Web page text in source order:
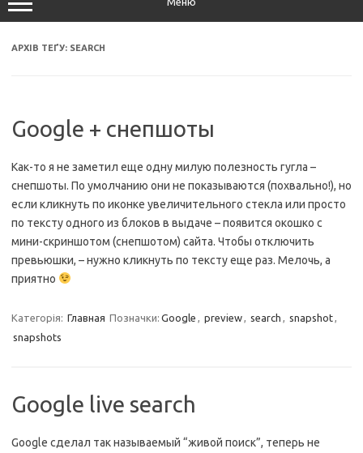
АРХІВ ТЕҐУ: SEARCH
Google + снепшоты
Как-то я не заметил еще одну милую полезность гугла –
снепшоты. По умолчанию они не показываются (похвально!), но
если кликнуть по иконке увеличительного стекла или просто
по тексту одного из блоков в выдаче – появится окошко с
мини-скриншотом (снепшотом) сайта. Чтобы отключить
превьюшки, – нужно кликнуть по тексту еще раз. Мелочь, а
приятно
Категорія: Главная Позначки: Google , preview, search , snapshot,
snapshots
Google live search
Google сделал так называемый “живой поиск”, теперь не